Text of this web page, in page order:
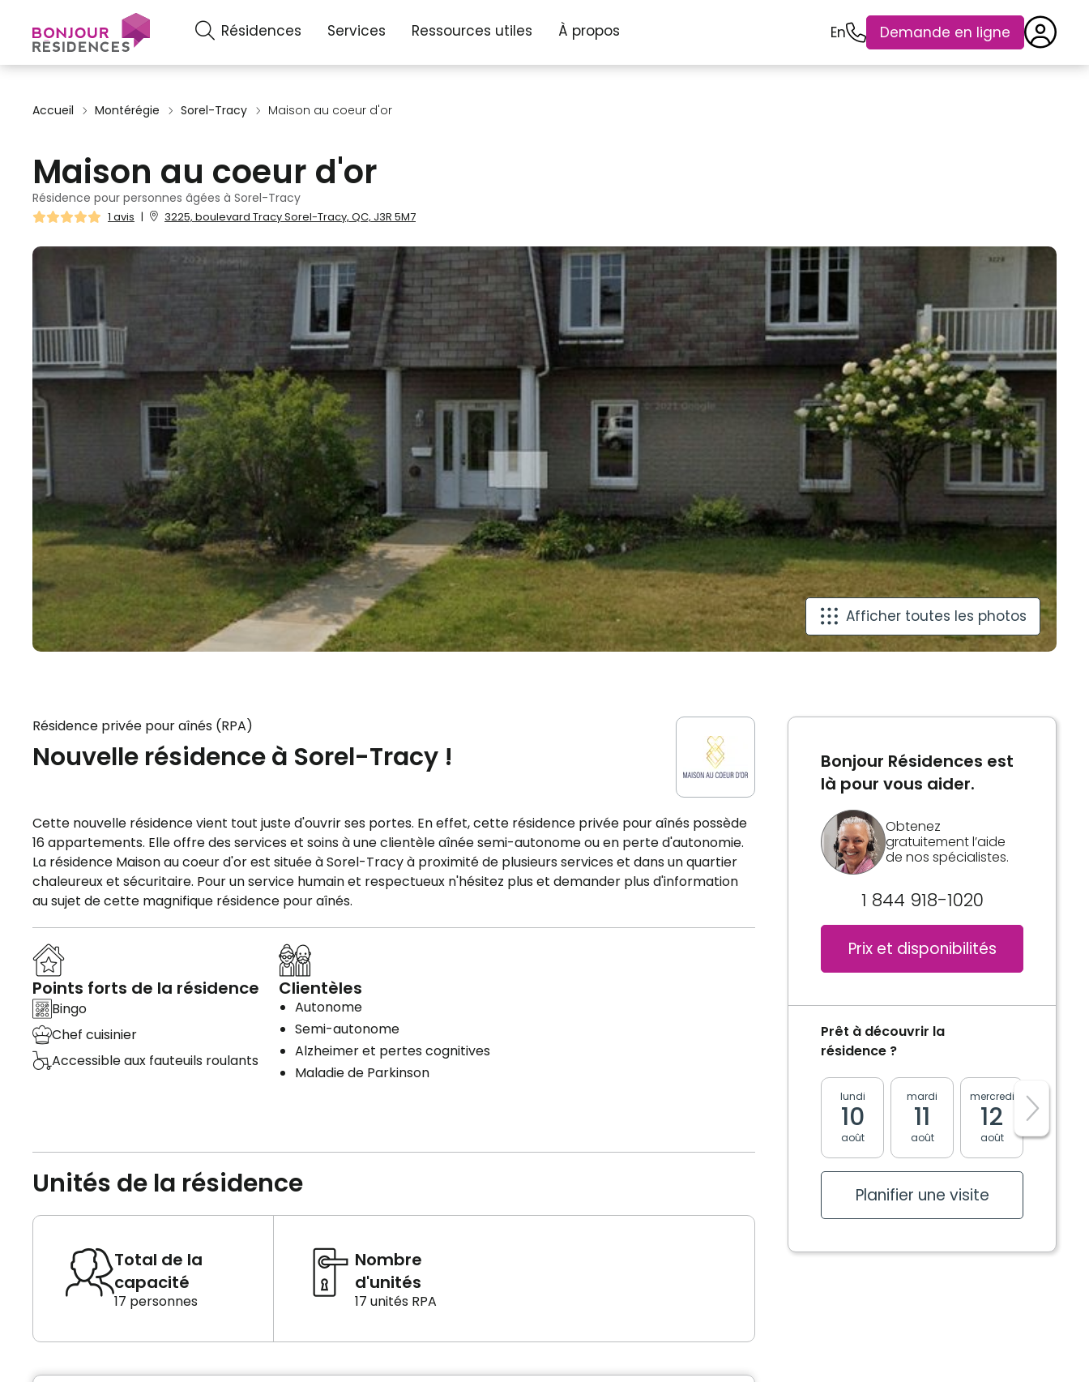
Résidences Services Ressources utiles À propos En Demande en ligne
Accueil Montérégie Sorel-Tracy Maison au coeur d'or
Maison au coeur d'or
Résidence pour personnes âgées à Sorel-Tracy
1 avis | 3225, boulevard Tracy Sorel-Tracy, QC, J3R 5M7
Afficher toutes les photos
Résidence privée pour aînés (RPA)
Nouvelle résidence à Sorel-Tracy !
Cette nouvelle résidence vient tout juste d'ouvrir ses portes. En effet, cette résidence privée pour aînés possède
16 appartements. Elle offre des services et soins à une clientèle aînée semi-autonome ou en perte d'autonomie.
La résidence Maison au coeur d'or est située à Sorel-Tracy à proximité de plusieurs services et dans un quartier
chaleureux et sécuritaire. Pour un service humain et respectueux n'hésitez plus et demander plus d'information
au sujet de cette magnifique résidence pour aînés.
Points forts de la résidence
Bingo
Chef cuisinier
Accessible aux fauteuils roulants
Clientèles
Autonome
Semi-autonome
Alzheimer et pertes cognitives
Maladie de Parkinson
Unités de la résidence
Total de la
capacité
17 personnes
Nombre
d'unités
17 unités RPA
Bonjour Résidences est
là pour vous aider.
Obtenez
gratuitement l’aide
de nos spécialistes.
1 844 918-1020
Prix et disponibilités
Prêt à découvrir la
résidence ?
lundi
10
août
mardi
11
août
mercredi
12
août août
Planifier une visite